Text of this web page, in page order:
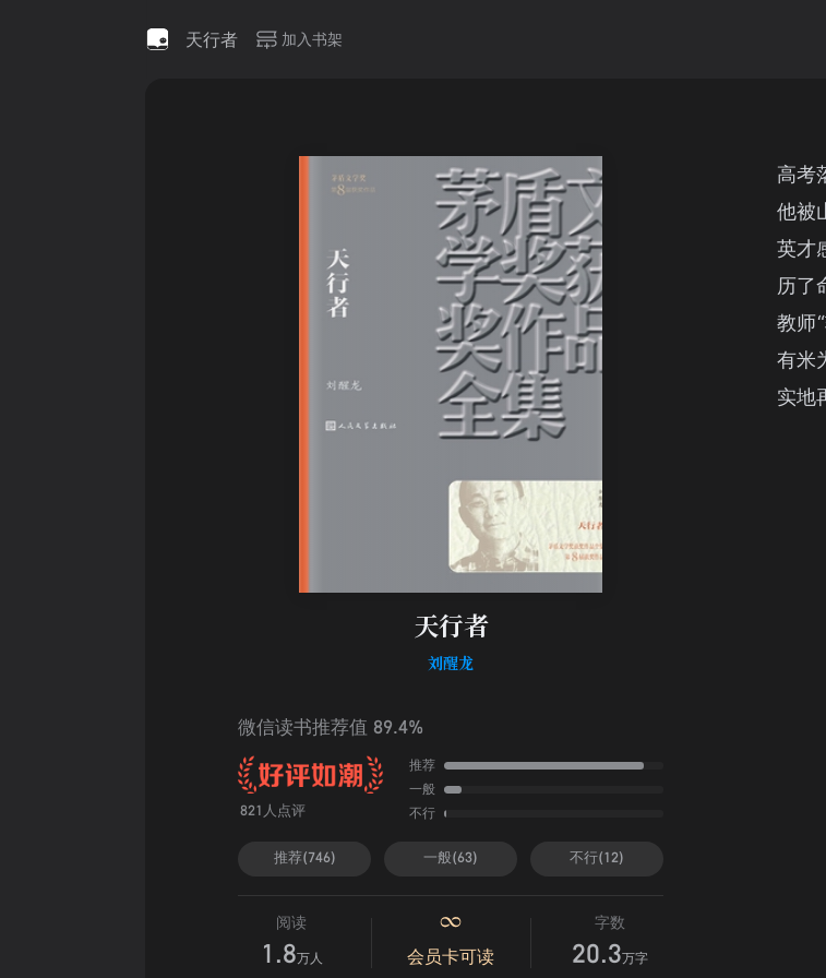
天行者 加入书架
天行者
刘醒龙
微信读书推荐值 89.4%
821人点评
推荐
一般
不行
推荐(746) 一般(63) 不行(12)
阅读
1.8万人 会员卡可读
字数
20.3万字
高考
他被
英才
历了
教师
有米
实地